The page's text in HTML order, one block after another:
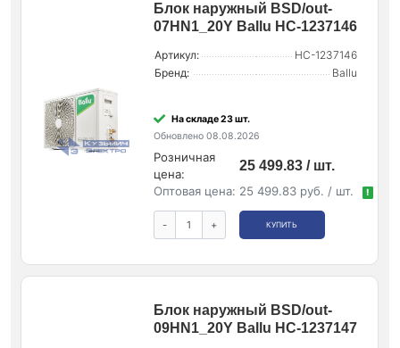
Блок наружный BSD/out-
07HN1_20Y Ballu НС-1237146
Артикул:
НС-1237146
Бренд:
Ballu
На складе 23 шт.
Обновлено 08.08.2026
Розничная
цена:
25 499.83 / шт.
Оптовая цена: 25 499.83 руб. / шт. !
- + КУПИТЬ
Блок наружный BSD/out-
09HN1_20Y Ballu НС-1237147